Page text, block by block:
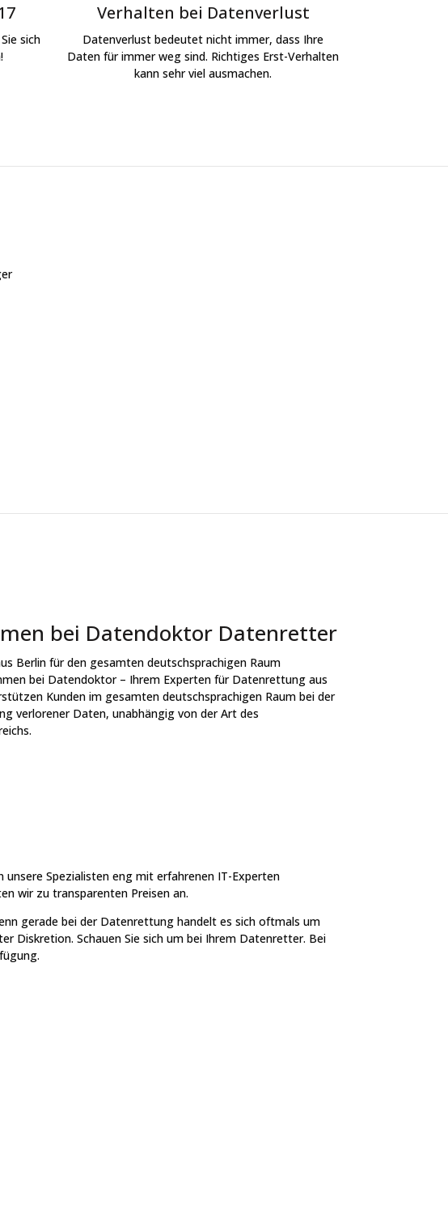
sich
Verhalten bei Datenverlust
Datenverlust bedeutet nicht immer, dass Ihre
Daten für immer weg sind. Richtiges Erst-Verhalten
kann sehr viel ausmachen.
bei Datendoktor Datenretter
Berlin für den gesamten deutschsprachigen Raum
bei Datendoktor – Ihrem Experten für Datenrettung aus
Kunden im gesamten deutschsprachigen Raum bei der
verlorener Daten, unabhängig von der Art des
Spezialisten eng mit erfahrenen IT-Experten
wir zu transparenten Preisen an.
gerade bei der Datenrettung handelt es sich oftmals um
Diskretion. Schauen Sie sich um bei Ihrem Datenretter. Bei